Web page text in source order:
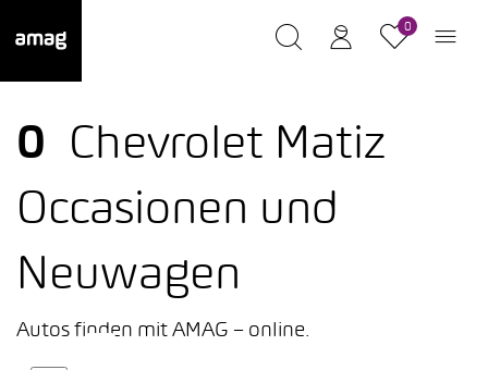
0
0
Chevrolet Matiz
Occasionen und
Neuwagen
Autos finden mit AMAG – online.